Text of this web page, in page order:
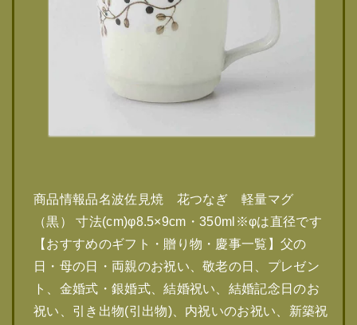
商品情報品名波佐見焼 花つなぎ 軽量マグ
（黒） 寸法(cm)φ8.5×9cm・350ml※φは直径です
【おすすめのギフト・贈り物・慶事一覧】父の
日・母の日・両親のお祝い、敬老の日、プレゼン
ト、金婚式・銀婚式、結婚祝い、結婚記念日のお
祝い、引き出物(引出物)、内祝いのお祝い、新築祝